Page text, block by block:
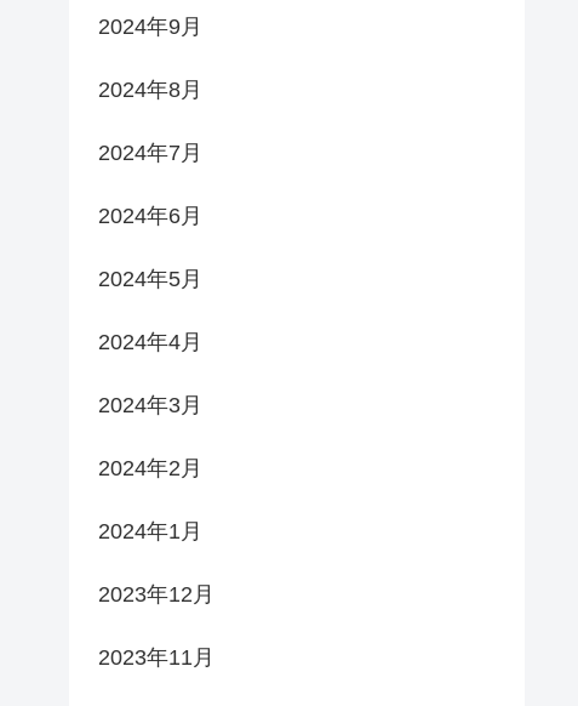
2024年9月
2024年8月
2024年7月
2024年6月
2024年5月
2024年4月
2024年3月
2024年2月
2024年1月
2023年12月
2023年11月